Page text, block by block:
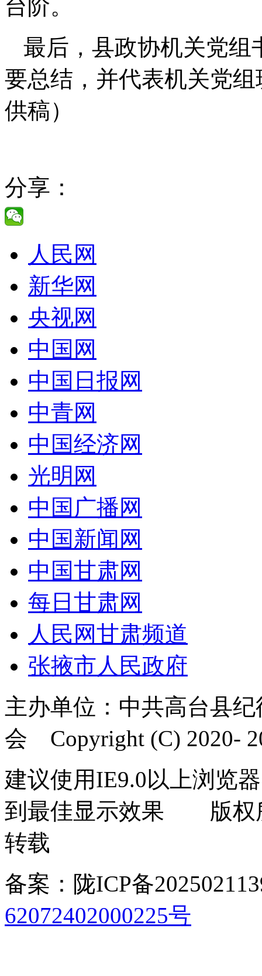
台阶。
最后，县政协机关党组
要总结，并代表机关党
供稿）
分享：
人民网
新华网
央视网
中国网
中国日报网
中青网
中国经济网
光明网
中国广播网
中国新闻网
中国甘肃网
每日甘肃网
人民网甘肃频道
张掖市人民政府
主办单位：中共高台县
会 Copyright (C) 2020-
建议使用IE9.0以上浏览
到最佳显示效果 版权
转载
备案：陇ICP备
62072402000225号